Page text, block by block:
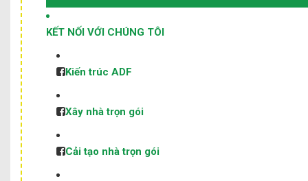
KẾT NỐI VỚI CHÚNG TÔI
Kiến trúc ADF
Xây nhà trọn gói
Cải tạo nhà trọn gói